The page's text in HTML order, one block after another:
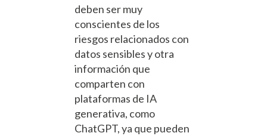
deben ser muy
conscientes de los
riesgos relacionados con
datos sensibles y otra
información que
comparten con
plataformas de IA
generativa, como
ChatGPT, ya que pueden